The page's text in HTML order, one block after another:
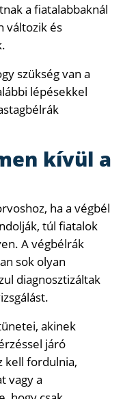
a fiatalabbaknál
változik és
szükség van a
lépésekkel
kívül a
ha a végbél
túl fiatalok
A végbélrák
sok olyan
diagnosztizáltak
akinek
járó
kell fordulnia,
vagy a